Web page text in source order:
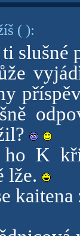
( ):
slušné
ho K
lže.